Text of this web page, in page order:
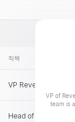
직책
VP of
team is